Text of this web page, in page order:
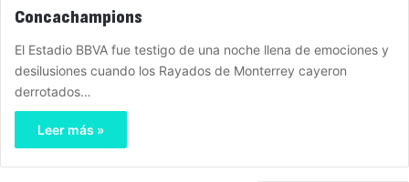
Concachampions
El Estadio BBVA fue testigo de una noche llena de emociones y
desilusiones cuando los Rayados de Monterrey cayeron
derrotados…
Leer más »